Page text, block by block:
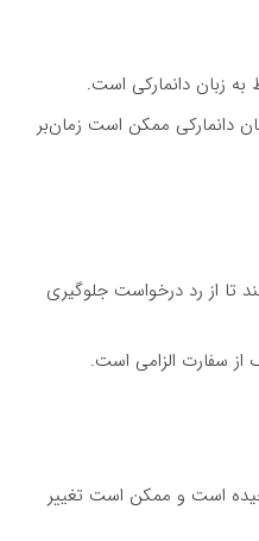
به زبان دانمارکی است.
دانمارکی ممکن است زمان‌بر
تا از رد درخواست جلوگیری
از سفارت الزامی است.
است و ممکن است تغییر